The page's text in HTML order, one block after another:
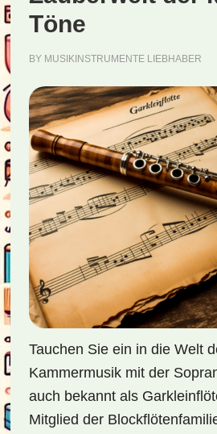
Töne
BY MUSIKINSTRUMENTE LIEBHABER
Tauchen Sie ein in die Welt
Kammermusik mit der
auch bekannt als
Mitglied der